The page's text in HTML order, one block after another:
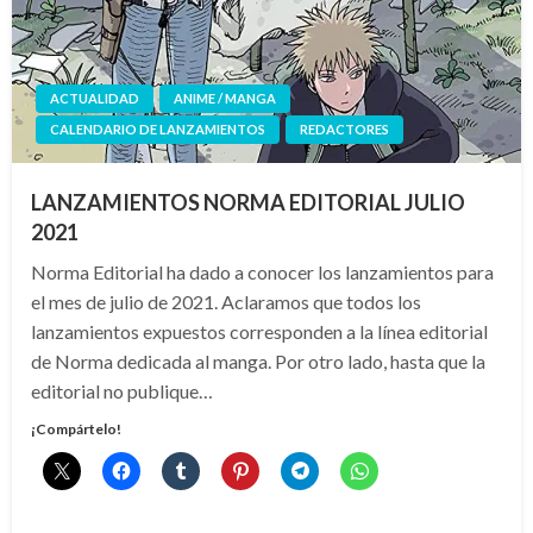
ACTUALIDAD
ANIME / MANGA
CALENDARIO DE LANZAMIENTOS
REDACTORES
LANZAMIENTOS NORMA EDITORIAL JULIO
2021
Norma Editorial ha dado a conocer los lanzamientos para
el mes de julio de 2021. Aclaramos que todos los
lanzamientos expuestos corresponden a la línea editorial
de Norma dedicada al manga. Por otro lado, hasta que la
editorial no publique…
¡Compártelo!